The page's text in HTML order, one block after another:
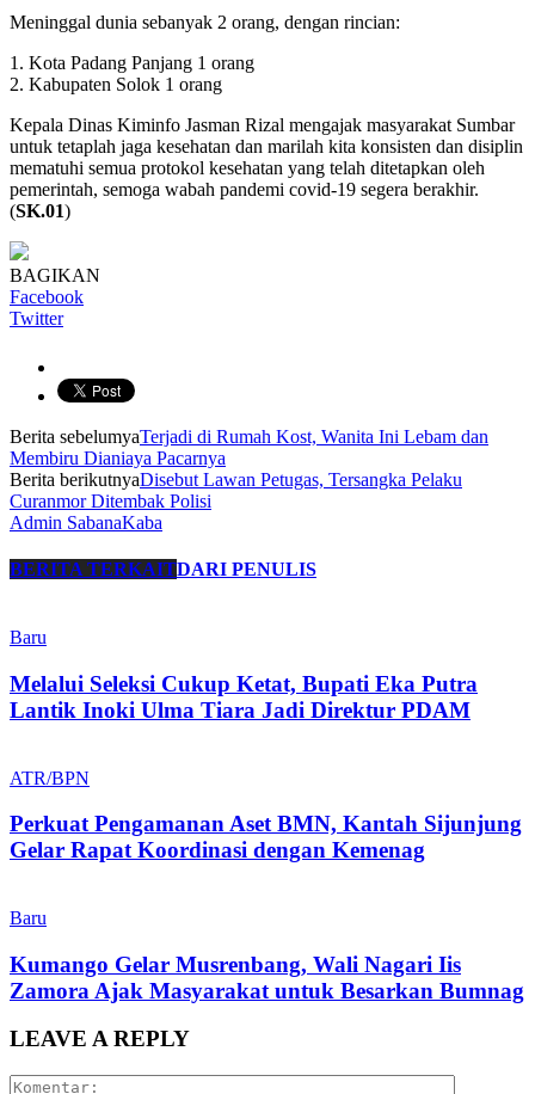
Meninggal dunia sebanyak 2 orang, dengan rincian:
1. Kota Padang Panjang 1 orang
2. Kabupaten Solok 1 orang
Kepala Dinas Kiminfo Jasman Rizal mengajak masyarakat Sumbar
untuk tetaplah jaga kesehatan dan marilah kita konsisten dan disiplin
mematuhi semua protokol kesehatan yang telah ditetapkan oleh
pemerintah, semoga wabah pandemi covid-19 segera berakhir.
(SK.01)
BAGIKAN
Facebook
Twitter
Berita sebelumyaTerjadi di Rumah Kost, Wanita Ini Lebam dan
Membiru Dianiaya Pacarnya
Berita berikutnyaDisebut Lawan Petugas, Tersangka Pelaku
Curanmor Ditembak Polisi
Admin SabanaKaba
BERITA TERKAITDARI PENULIS
Baru
Melalui Seleksi Cukup Ketat, Bupati Eka Putra
Lantik Inoki Ulma Tiara Jadi Direktur PDAM
ATR/BPN
Perkuat Pengamanan Aset BMN, Kantah Sijunjung
Gelar Rapat Koordinasi dengan Kemenag
Baru
Kumango Gelar Musrenbang, Wali Nagari Iis
Zamora Ajak Masyarakat untuk Besarkan Bumnag
LEAVE A REPLY